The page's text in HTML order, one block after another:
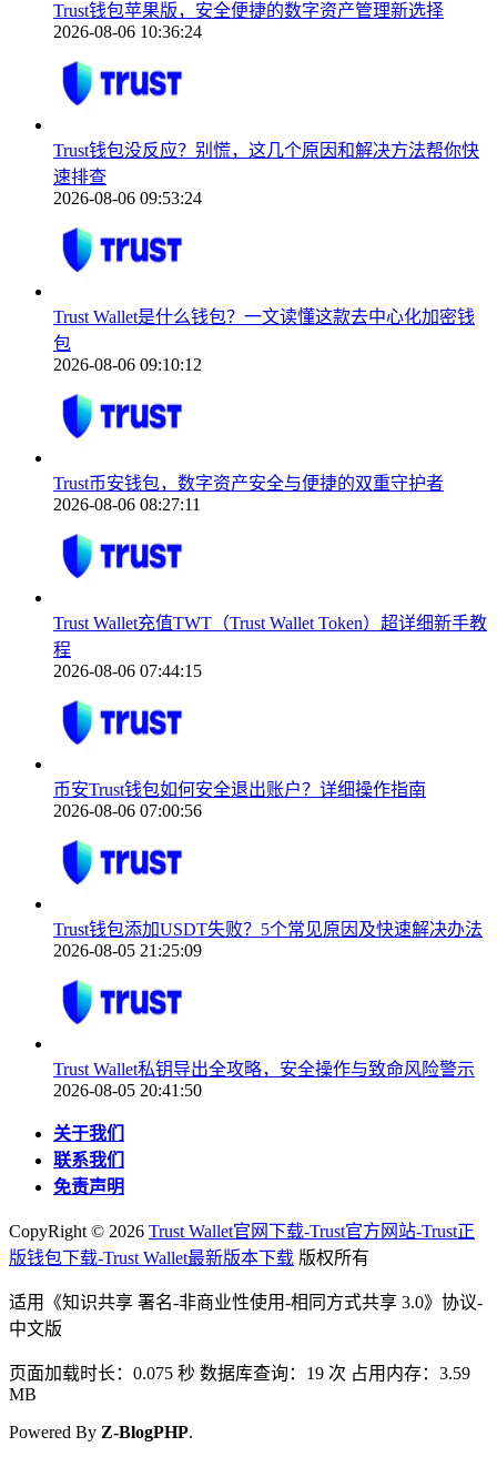
Trust钱包苹果版，安全便捷的数字资产管理新选择
2026-08-06 10:36:24
Trust钱包没反应？别慌，这几个原因和解决方法帮你快
速排查
2026-08-06 09:53:24
Trust Wallet是什么钱包？一文读懂这款去中心化加密钱
包
2026-08-06 09:10:12
Trust币安钱包，数字资产安全与便捷的双重守护者
2026-08-06 08:27:11
Trust Wallet充值TWT（Trust Wallet Token）超详细新手教
程
2026-08-06 07:44:15
币安Trust钱包如何安全退出账户？详细操作指南
2026-08-06 07:00:56
Trust钱包添加USDT失败？5个常见原因及快速解决办法
2026-08-05 21:25:09
Trust Wallet私钥导出全攻略，安全操作与致命风险警示
2026-08-05 20:41:50
关于我们
联系我们
免责声明
CopyRight © 2026 Trust Wallet官网下载-Trust官方网站-Trust正
版钱包下载-Trust Wallet最新版本下载 版权所有
适用《知识共享 署名-非商业性使用-相同方式共享 3.0》协议-
中文版
页面加载时长：0.075 秒 数据库查询：19 次 占用内存：3.59
MB
Powered By Z-BlogPHP.